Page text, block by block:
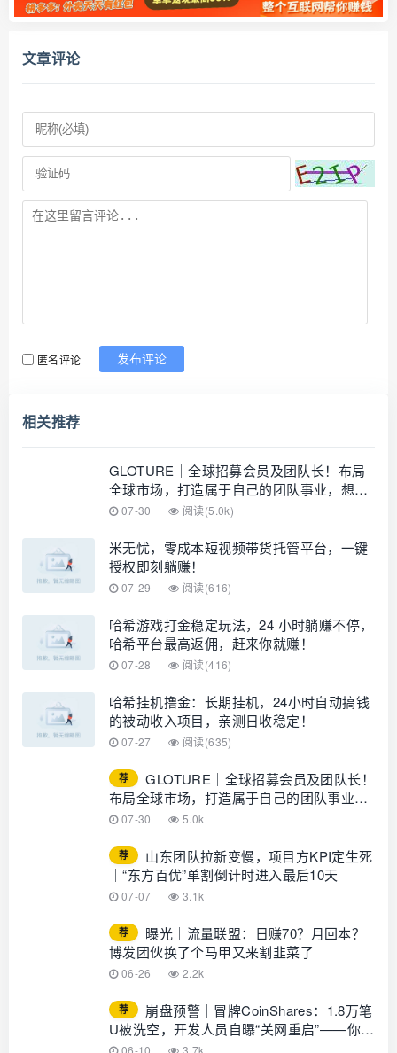
文章评论
匿名评论 发布评论
相关推荐
GLOTURE｜全球招募会员及团队长！布局
全球市场，打造属于自己的团队事业，想增
加收入？想打造团队？加入 GLOTURE！
07-30 阅读(5.0k)
米无忧，零成本短视频带货托管平台，一键
授权即刻躺赚！
07-29 阅读(616)
哈希游戏打金稳定玩法，24 小时躺赚不停，
哈希平台最高返佣，赶来你就赚！
07-28 阅读(416)
哈希挂机撸金：长期挂机，24小时自动搞钱
的被动收入项目，亲测日收稳定！
07-27 阅读(635)
荐
GLOTURE｜全球招募会员及团队长！
布局全球市场，打造属于自己的团队事业，
想增加收入？想打造团队？加入
07-30 5.0k
荐
山东团队拉新变慢，项目方KPI定生死
｜“东方百优”单割倒计时进入最后10天
07-07 3.1k
荐
曝光｜流量联盟：日赚70？月回本？
博发团伙换了个马甲又来割韭菜了
06-26 2.2k
荐
崩盘预警｜冒牌CoinShares：1.8万笔
U被洗空，开发人员自曝“关网重启”——你的
钱早已不在账上